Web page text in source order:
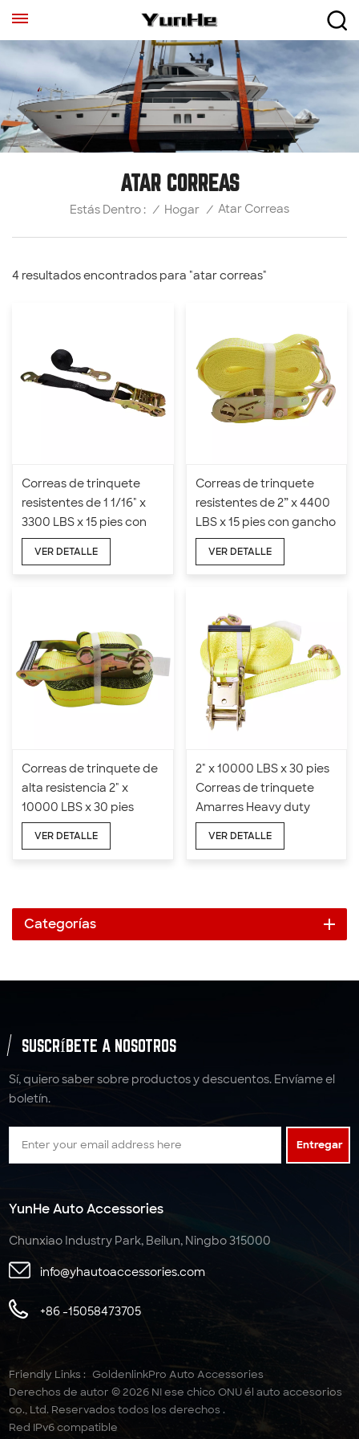
ATAR CORREAS
Estás Dentro : / Hogar / Atar Correas
4 resultados encontrados para "atar correas"
Correas de trinquete
resistentes de 1 1/16" x
3300 LBS x 15 pies con
gancho plano
VER DETALLE
Correas de trinquete
resistentes de 2” x 4400
LBS x 15 pies con gancho
doble en forma de J
VER DETALLE
Correas de trinquete de
alta resistencia 2" x
10000 LBS x 30 pies
VER DETALLE
2" x 10000 LBS x 30 pies
Correas de trinquete
Amarres Heavy duty
VER DETALLE
Categorías
SUSCRÍBETE A NOSOTROS
Sí, quiero saber sobre productos y descuentos. Envíame el
boletín.
Entregar
YunHe Auto Accessories
Chunxiao Industry Park, Beilun, Ningbo 315000
info@yhautoaccessories.com
+86 -15058473705
Friendly Links : GoldenlinkPro Auto Accessories
Derechos de autor © 2026 NI ese chico ONU él auto accesorios
co., Ltd. Reservados todos los derechos .
Red IPv6 compatible